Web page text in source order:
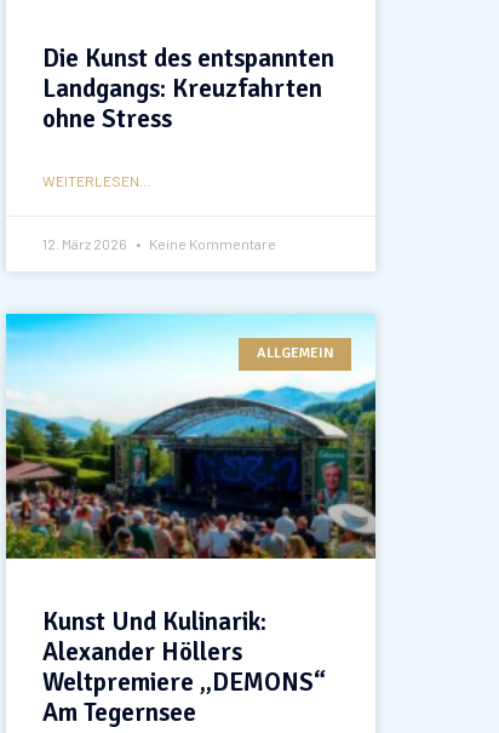
Die Kunst des entspannten
Landgangs: Kreuzfahrten
ohne Stress
WEITERLESEN...
12. März 2026 Keine Kommentare
ALLGEMEIN
Kunst Und Kulinarik:
Alexander Höllers
Weltpremiere „DEMONS“
Am Tegernsee